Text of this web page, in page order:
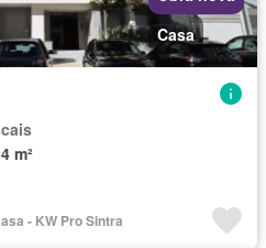
Casa
m²
- KW Pro Sintra